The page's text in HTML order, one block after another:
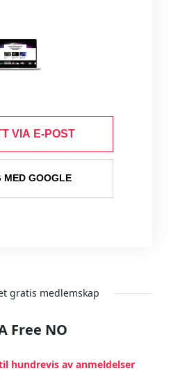
VIA E-POST
MED GOOGLE
gratis medlemskap
Free NO
hundrevis av anmeldelser